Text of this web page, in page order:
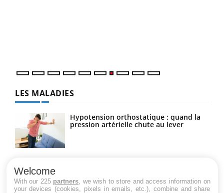
LES MALADIES
Hypotension orthostatique : quand la
pression artérielle chute au lever
Welcome
With our 225 partners , we wish to store and access information on
your devices (cookies, pixels in emails, etc.), combine and share